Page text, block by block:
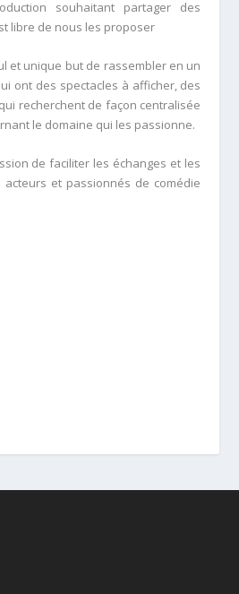
souhaitant partager des
libre de nous les proposer
et unique but de rassembler en un
ont des spectacles à afficher, des
recherchent de façon centralisée
le domaine qui les passionne.
de faciliter les échanges et les
et passionnés de comédie